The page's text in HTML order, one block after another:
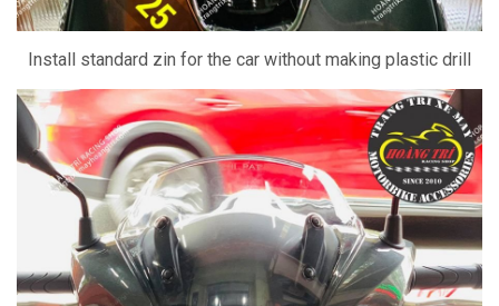
Install standard zin for the car without making plastic drill